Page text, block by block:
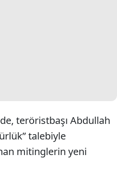
teröristbaşı Abdullah
talebiyle
mitinglerin yeni